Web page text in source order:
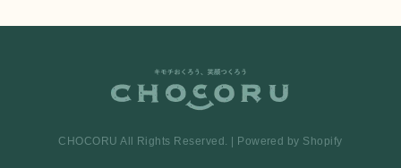
CHOCORU All Rights Reserved. | Powered by Shopify